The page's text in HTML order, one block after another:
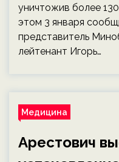
уничтожив более
этом 3 января
представитель
лейтенант Игорь…
Медицина
Арестович